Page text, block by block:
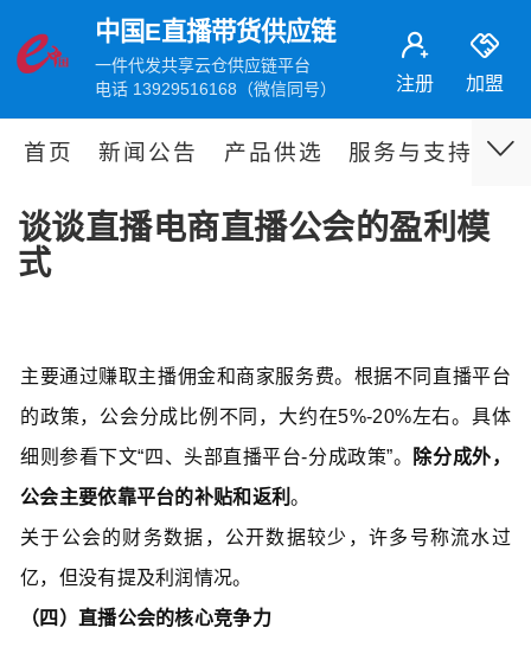
中国E直播带货供应链
一件代发共享云仓供应链平台
电话 13929516168（微信同号）
注册 加盟
首页 新闻公告 产品供选 服务与支持 伙
谈谈直播电商直播公会的盈利模
式
主要通过赚取主播佣金和商家服务费。根据不同直播平台
的政策，公会分成比例不同，大约在5%-20%左右。具体
细则参看下文“四、头部直播平台-分成政策”。
除分成外，
公会主要依靠平台的补贴和返利。
关于公会的财务数据，公开数据较少，许多号称流水过
亿，但没有提及利润情况。
（四）直播公会的核心竞争力